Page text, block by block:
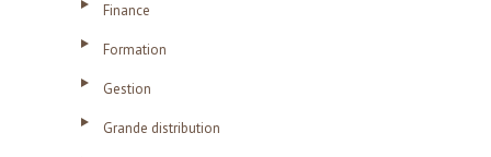
Finance
Formation
Gestion
Grande distribution